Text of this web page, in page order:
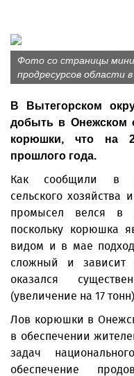
Фото со страницы
продресурсов области
В Вытегорском
добыть в Онежском
корюшки, что на
прошлого года.
Как сообщили в
сельского хозяйства
промысел велся в
поскольку корюшка
видом и в мае
сложный и зависит
оказался
(увеличение на 17
Лов корюшки в
в обеспечении
задач
обеспечение